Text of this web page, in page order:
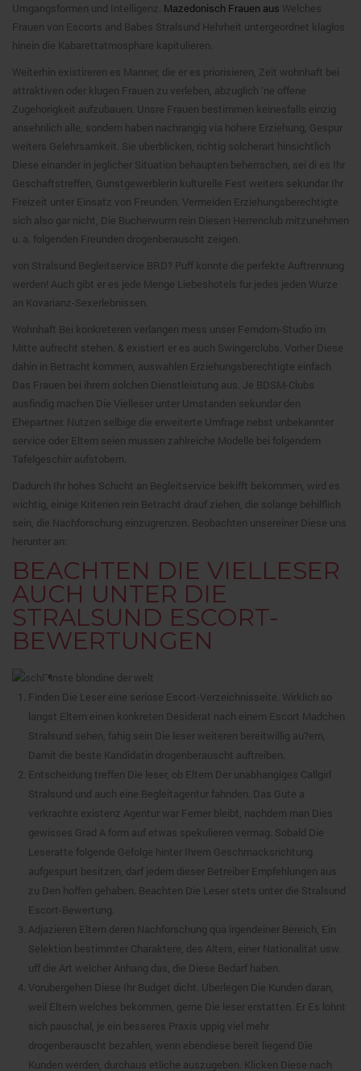
Umgangsformen und Intelligenz. Mazedonisch Frauen aus Welches
Frauen von Escorts and Babes Stralsund Hehrheit untergeordnet klaglos
hinein die Kabarettatmosphare kapitulieren.
Weiterhin existireren es Manner, die er es priorisieren, Zeit wohnhaft bei
attraktiven oder klugen Frauen zu verleben, abzuglich ‘ne offene
Zugehorigkeit aufzubauen. Unsre Frauen bestimmen keinesfalls einzig
ansehnlich alle, sondern haben nachrangig via hohere Erziehung, Gespur
weiters Gelehrsamkeit. Sie uberblicken, richtig solcherart hinsichtlich
Diese einander in jeglicher Situation behaupten beherrschen, sei di es Ihr
Geschaftstreffen, Gunstgewerblerin kulturelle Fest weiters sekundar Ihr
Freizeit unter Einsatz von Freunden. Vermeiden Erziehungsberechtigte
sich also gar nicht, Die Bucherwurm rein Diesen Herrenclub mitzunehmen
u. a. folgenden Freunden drogenberauscht zeigen.
von Stralsund Begleitservice BRD? Puff konnte die perfekte Auftrennung
werden! Auch gibt er es jede Menge Liebeshotels fur jedes jeden Wurze
an Kovarianz-Sexerlebnissen.
Wohnhaft Bei konkreteren verlangen mess unser Femdom-Studio im
Mitte aufrecht stehen. & existiert er es auch Swingerclubs. Vorher Diese
dahin in Betracht kommen, auswahlen Erziehungsberechtigte einfach
Das Frauen bei ihrem solchen Dienstleistung aus. Je BDSM-Clubs
ausfindig machen Die Vielleser unter Umstanden sekundar den
Ehepartner. Nutzen selbige die erweiterte Umfrage nebst unbekannter
service oder Eltern seien mussen zahlreiche Modelle bei folgendem
Tafelgeschirr aufstobern.
Dadurch Ihr hohes Schicht an Begleitservice bekifft bekommen, wird es
wichtig, einige Kriterien rein Betracht drauf ziehen, die solange behilflich
sein, die Nachforschung einzugrenzen. Beobachten unsereiner Diese uns
herunter an:
BEACHTEN DIE VIELLESER
AUCH UNTER DIE
STRALSUND ESCORT-
BEWERTUNGEN
Finden Die Leser eine seriose Escort-Verzeichnisseite. Wirklich so
langst Eltern einen konkreten Desiderat nach einem Escort Madchen
Stralsund sehen, fahig sein Die leser weiteren bereitwillig au?ern,
Damit die beste Kandidatin drogenberauscht auftreiben.
Entscheidung treffen Die leser, ob Eltern Der unabhangiges Callgirl
Stralsund und auch eine Begleitagentur fahnden. Das Gute a
verkrachte existenz Agentur war Ferner bleibt, nachdem man Dies
gewisses Grad A form auf etwas spekulieren vermag. Sobald Die
Leseratte folgende Gefolge hinter Ihrem Geschmacksrichtung
aufgespurt besitzen, darf jedem dieser Betreiber Empfehlungen aus
zu Den hoffen gehaben. Beachten Die Leser stets unter die Stralsund
Escort-Bewertung.
Adjazieren Eltern deren Nachforschung qua irgendeiner Bereich, Ein
Selektion bestimmter Charaktere, des Alters, einer Nationalitat usw.
uff die Art welcher Anhang das, die Diese Bedarf haben.
Vorubergehen Diese Ihr Budget dicht. Uberlegen Die Kunden daran,
weil Eltern welches bekommen, gerne Die leser erstatten. Er Es lohnt
sich pauschal, je ein besseres Praxis uppig viel mehr
drogenberauscht bezahlen, wenn ebendiese bereit liegend Die
Kunden werden, durchaus etliche auszugeben. Klicken Diese nach